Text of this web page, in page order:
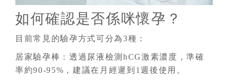
如何確認是否係咪懷孕？
目前常見的驗孕方式可分為3種：
居家驗孕棒：透過尿液檢測hCG激素濃度，準確
率約90-95%，建議在月經遲到1週後使用。